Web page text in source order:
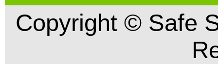
Copyright © Safe